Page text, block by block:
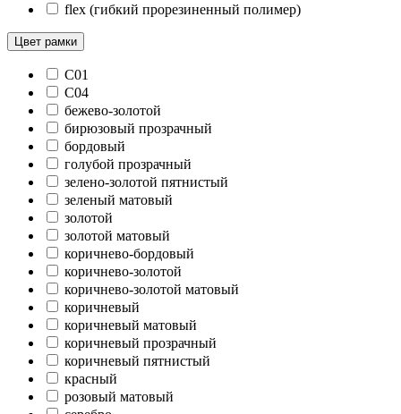
flex (гибкий прорезиненный полимер)
Цвет рамки
C01
C04
бежево-золотой
бирюзовый прозрачный
бордовый
голубой прозрачный
зелено-золотой пятнистый
зеленый матовый
золотой
золотой матовый
коричнево-бордовый
коричнево-золотой
коричнево-золотой матовый
коричневый
коричневый матовый
коричневый прозрачный
коричневый пятнистый
красный
розовый матовый